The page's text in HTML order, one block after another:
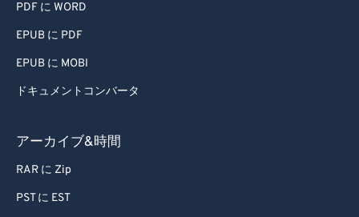
PDF に WORD
EPUB に PDF
EPUB に MOBI
ドキュメントコンバータ
アーカイブ&時間
RAR に Zip
PST に EST